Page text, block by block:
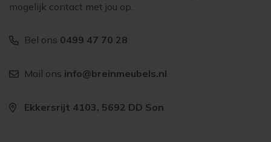
mogelijk contact met jou op.
Bel ons 0499 47 70 28
Mail ons info@breinmeubels.nl
Ekkersrijt 4103, 5692 DD Son